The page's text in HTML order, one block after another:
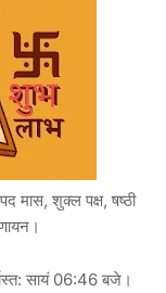
मास, शुक्ल पक्ष, षष्ठी
सायं 06:46 बजे।